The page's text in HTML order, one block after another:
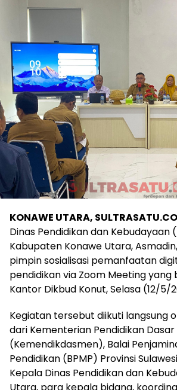
KONAWE UTARA,
Dinas Pendidikan dan Kebudayaan
Kabupaten Konawe Utara, Asmadin,
pimpin sosialisasi pemanfaatan
pendidikan via Zoom Meeting yang
Kantor Dikbud Konut, Selasa (12/5/
Kegiatan tersebut diikuti langsung
dari Kementerian Pendidikan
(Kemendikdasmen), Balai
Pendidikan (BPMP) Provinsi
Kepala Dinas Pendidikan dan